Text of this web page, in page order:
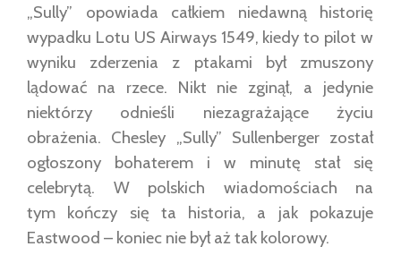
„Sully” opowiada całkiem niedawną historię
wypadku Lotu US Airways 1549, kiedy to pilot w
wyniku zderzenia z ptakami był zmuszony
lądować na rzece. Nikt nie zginął, a jedynie
niektórzy odnieśli niezagrażające życiu
obrażenia. Chesley „Sully” Sullenberger został
ogłoszony bohaterem i w minutę stał się
celebrytą. W polskich wiadomościach na
tym kończy się ta historia, a jak pokazuje
Eastwood – koniec nie był aż tak kolorowy.